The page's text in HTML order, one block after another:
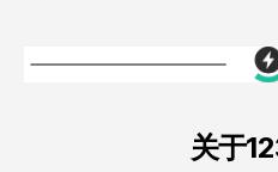
关于